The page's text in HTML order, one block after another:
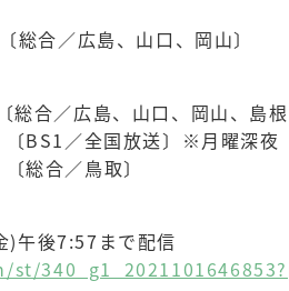
合／広島、山口、岡山〕
合／広島、山口、岡山、島根
BS1／全国放送〕※月曜深夜
総合／鳥取〕
午後7:57まで配信